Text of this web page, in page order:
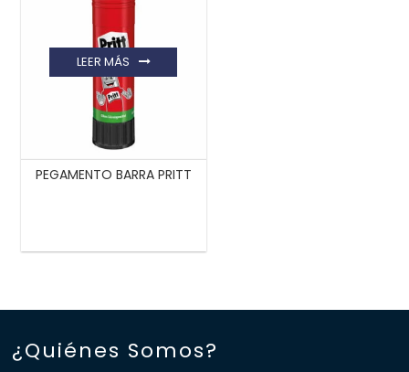
PEGAMENTO BARRA PRITT
LEER MÁS
¿Quiénes Somos?